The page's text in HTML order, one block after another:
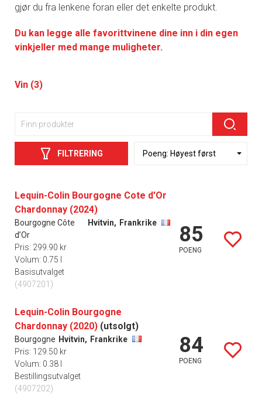
gjør du fra lenkene foran eller det enkelte produkt.
Du kan legge alle favorittvinene dine inn i din egen
vinkjeller med mange muligheter.
Vin (3)
FILTRERING
Lequin-Colin Bourgogne Cote d'Or
Chardonnay (2024)
Bourgogne Côte
d’Or
Hvitvin, Frankrike
Pris: 299.90 kr
Volum: 0.75 l
Basisutvalget
(4907201)
85
POENG
Lequin-Colin Bourgogne
Chardonnay (2020) (utsolgt)
Bourgogne Hvitvin, Frankrike
Pris: 129.50 kr
Volum: 0.38 l
Bestillingsutvalget
(4907202)
84
POENG